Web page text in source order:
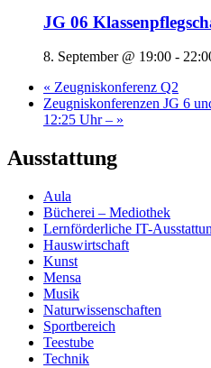
JG 06
8. September @ 19:00 -
« Zeugniskonferenz Q2
Zeugniskonferenzen JG 6
12:25 Uhr – »
Ausstattung
Aula
Bücherei – Mediothek
Lernförderliche IT-
Hauswirtschaft
Kunst
Mensa
Musik
Naturwissenschaften
Sportbereich
Teestube
Technik